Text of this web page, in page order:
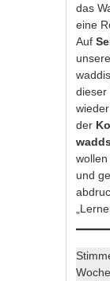
das
eine
Auf
dieser
der
und